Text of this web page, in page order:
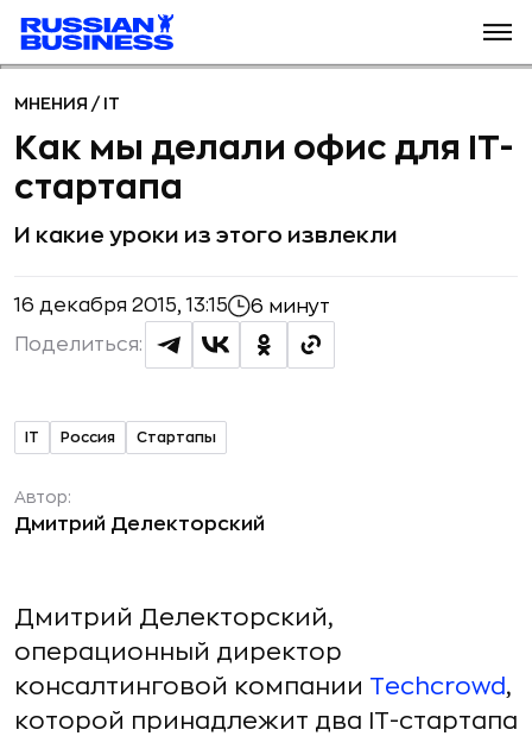
МНЕНИЯ / IT
Как мы делали офис для IT-
стартапа
И какие уроки из этого извлекли
16 декабря 2015, 13:15 6 минут
Поделиться:
IT Россия Стартапы
Автор:
Дмитрий Делекторский
Дмитрий Делекторский,
операционный директор
консалтинговой компании Techcrowd,
которой принадлежит два IT-стартапа